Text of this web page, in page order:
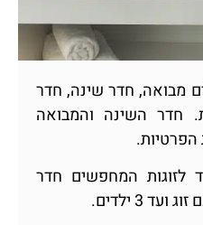
מבואה, חדר שינה, חדר
חדר השינה והמבואה
לזוגות המחפשים חדר
3 ילדים.